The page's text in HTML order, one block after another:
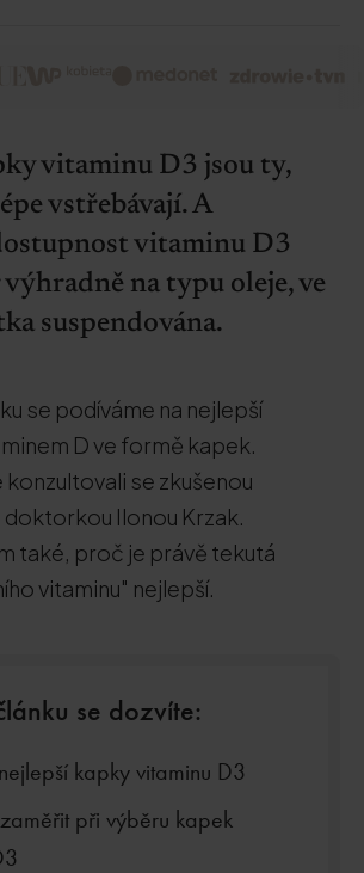
vitaminu D3 jsou ty,
vstřebávají. A
vitaminu D3
na typu oleje, ve
suspendována.
se podíváme na nejlepší
D ve formě kapek.
konzultovali se zkušenou
Ilonou Krzak.
také, proč je právě tekutá
vitaminu" nejlepší.
se dozvíte:
kapky vitaminu D3
při výběru kapek